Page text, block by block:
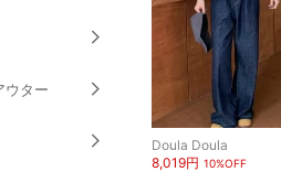
ウター
Doula Doula
8,019円 10%OFF